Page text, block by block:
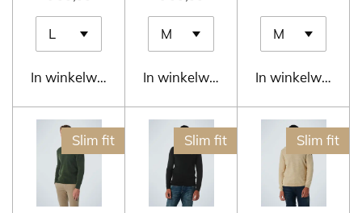
In winkelwagen In winkelwagen In winkelwagen
Slim fit Slim fit Slim fit